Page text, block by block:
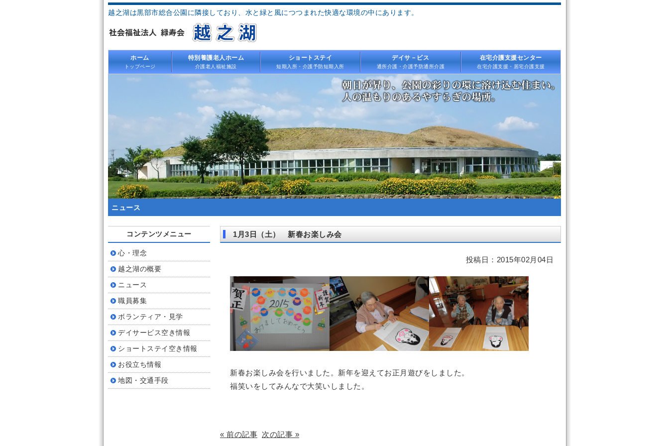
越之湖は黒部市総合公園に隣接しており、水と緑と風につつまれた快適な環境の中にあります。
ホーム
トップページ
特別養護老人ホーム
介護老人福祉施設
ショートステイ
短期入所・介護予防短期入所
デイサ－ビス
通所介護・介護予防通所介護
在宅介護支援センター
在宅介護支援・居宅介護支援
ニュース
1月3日（土） 新春お楽しみ会
投稿日：2015年02月04日
新春お楽しみ会を行いました。新年を迎えてお正月遊びをしました。
福笑いをしてみんなで大笑いしました。
« 前の記事 次の記事 »
コンテンツメニュー
心・理念
越之湖の概要
ニュース
職員募集
ボランティア・見学
デイサービス空き情報
ショートステイ空き情報
お役立ち情報
地図・交通手段